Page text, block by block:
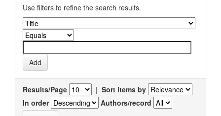
Use filters to refine the search results.
Results/Page | Sort items by
In order
Authors/record